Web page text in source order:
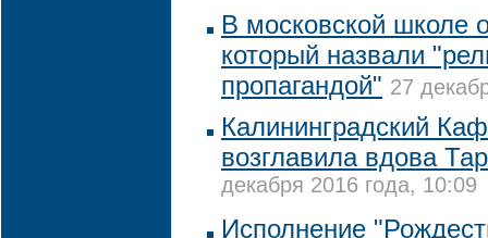
В московской школе
который назвали
пропагандой" 27
Калининградский
возглавила вдова
декабря 2016 года, 10:09
Исполнение